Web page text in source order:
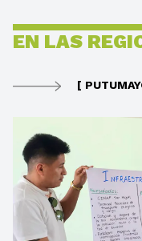
EN LAS
[